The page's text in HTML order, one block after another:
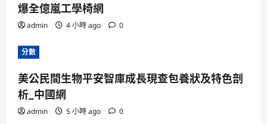
爆全億嵐工學椅網
admin 4 小時 ago 0
分數
美公民間生物平安智庫成長現查包養狀及特色剖
析_中國網
admin 5 小時 ago 0